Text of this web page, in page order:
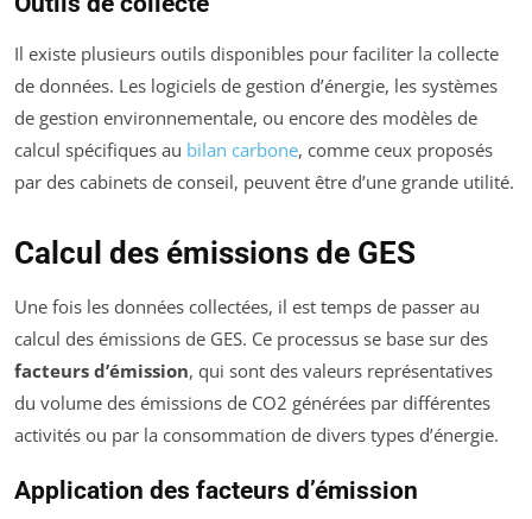
Il existe plusieurs outils disponibles pour faciliter la collecte
de données. Les logiciels de gestion d’énergie, les systèmes
de gestion environnementale, ou encore des modèles de
calcul spécifiques au bilan carbone, comme ceux proposés
par des cabinets de conseil, peuvent être d’une grande utilité.
Calcul des émissions de GES
Une fois les données collectées, il est temps de passer au
calcul des émissions de GES. Ce processus se base sur des
facteurs d’émission, qui sont des valeurs représentatives
du volume des émissions de CO2 générées par différentes
activités ou par la consommation de divers types d’énergie.
Application des facteurs d’émission